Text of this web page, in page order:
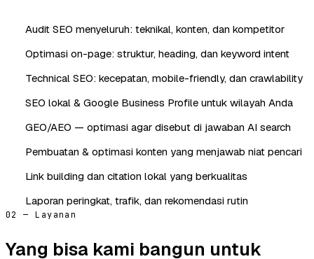
Audit SEO menyeluruh: teknikal, konten, dan kompetitor
Optimasi on-page: struktur, heading, dan keyword intent
Technical SEO: kecepatan, mobile-friendly, dan crawlability
SEO lokal & Google Business Profile untuk wilayah Anda
GEO/AEO — optimasi agar disebut di jawaban AI search
Pembuatan & optimasi konten yang menjawab niat pencari
Link building dan citation lokal yang berkualitas
Laporan peringkat, trafik, dan rekomendasi rutin
02 — Layanan
Yang bisa kami bangun untuk